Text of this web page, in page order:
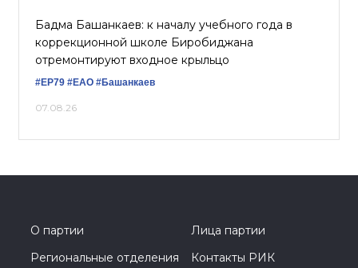
Бадма Башанкаев: к началу учебного года в
коррекционной школе Биробиджана
отремонтируют входное крыльцо
#ЕР79 #ЕАО #Башанкаев
07.08.26
О партии
Лица партии
Региональные отделения
Контакты РИК